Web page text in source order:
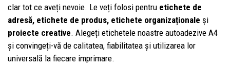
clar tot ce aveți nevoie. Le veți folosi pentru etichete de
adresă, etichete de produs, etichete organizaționale și
proiecte creative. Alegeți etichetele noastre autoadezive A4
și convingeți-vă de calitatea, fiabilitatea și utilizarea lor
universală la fiecare imprimare.